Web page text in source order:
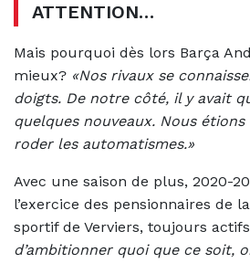
ATTENTION…
Mais pourquoi dès lors Barça
mieux? «Nos rivaux se
doigts. De notre côté, il y avait
quelques nouveaux. Nous
roder les automatismes.»
Avec une saison de plus, 2020-
l’exercice des pensionnaires de
sportif de Verviers, toujours
d’ambitionner quoi que ce soit,